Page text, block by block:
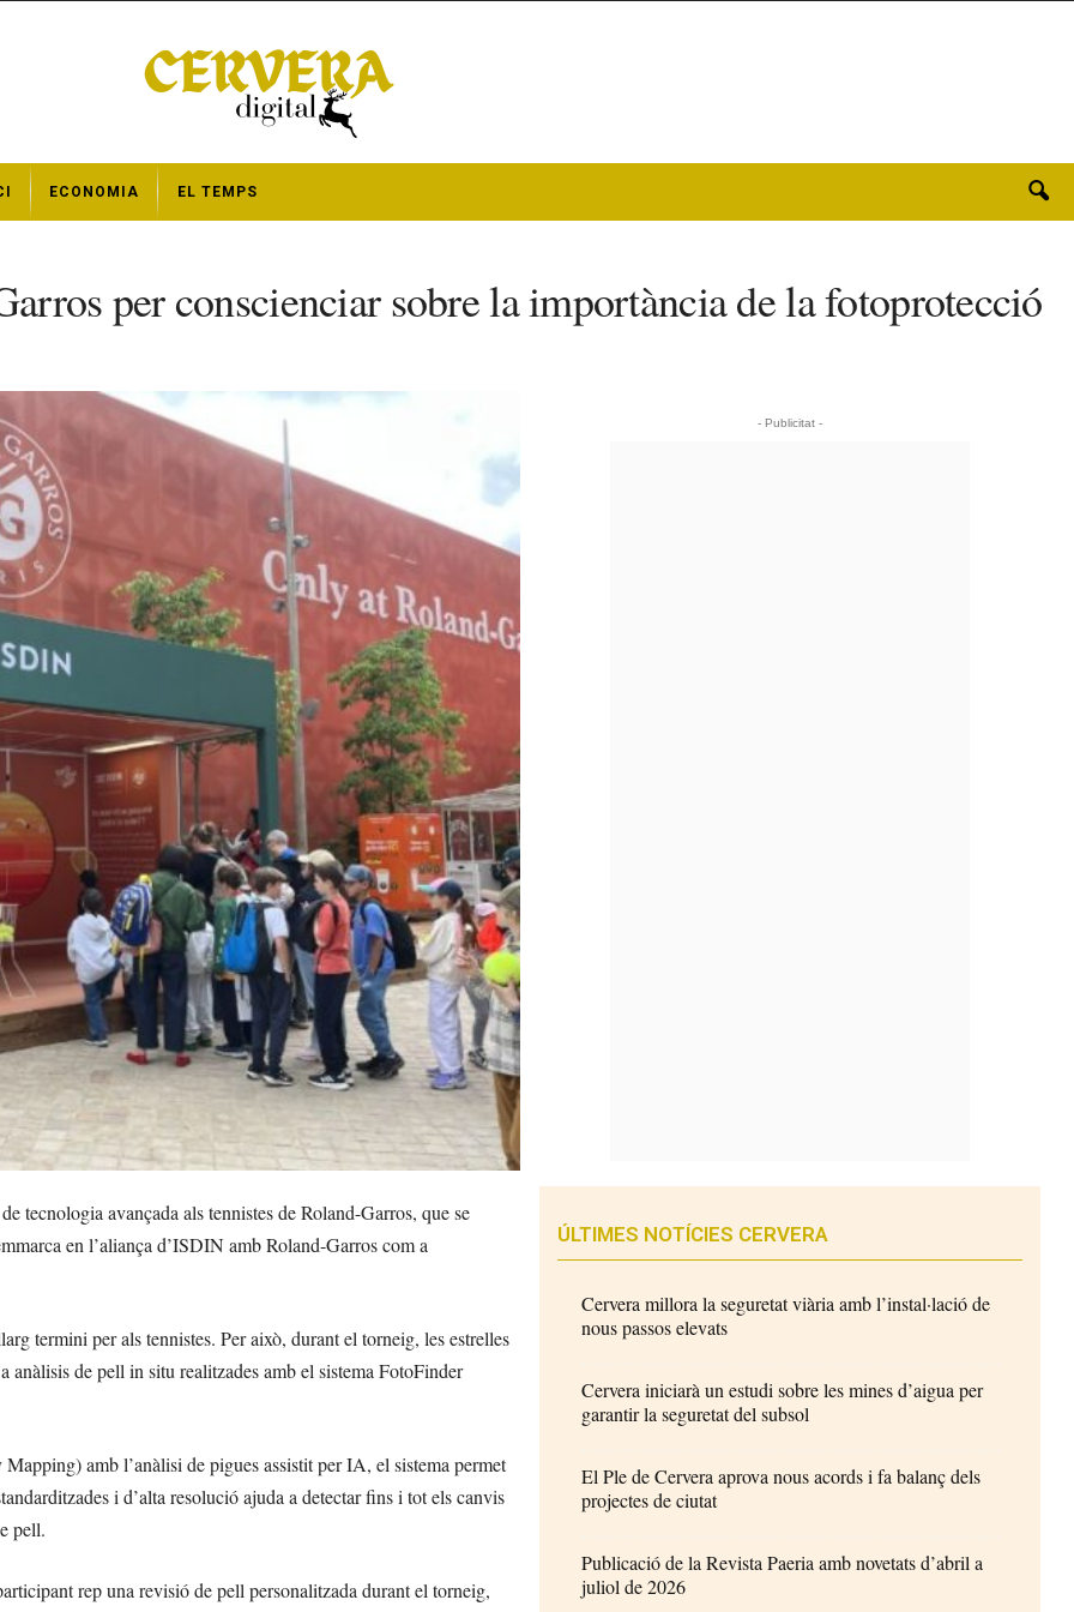
ECONOMIA EL TEMPS
per conscienciar sobre la importància de la fotoprotecció
tecnologia avançada als tennistes de Roland-Garros, que se
en l’aliança d’ISDIN amb Roland-Garros com a
termini per als tennistes. Per això, durant el torneig, les estrelles
anàlisis de pell in situ realitzades amb el sistema FotoFinder
amb l’anàlisi de pigues assistit per IA, el sistema permet
i d’alta resolució ajuda a detectar fins i tot els canvis
pell.
rep una revisió de pell personalitzada durant el torneig,
- Publicitat -
ÚLTIMES NOTÍCIES CERVERA
Cervera millora la seguretat viària amb l’instal·lació de
nous passos elevats
Cervera iniciarà un estudi sobre les mines d’aigua per
garantir la seguretat del subsol
El Ple de Cervera aprova nous acords i fa balanç dels
projectes de ciutat
Publicació de la Revista Paeria amb novetats d’abril a
juliol de 2026